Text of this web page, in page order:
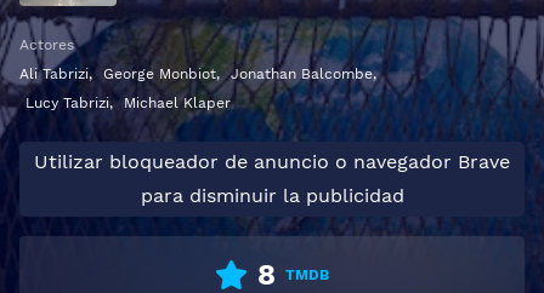
Actores
Ali Tabrizi, George Monbiot, Jonathan Balcombe,
Lucy Tabrizi, Michael Klaper
Utilizar bloqueador de anuncio o navegador Brave
para disminuir la publicidad
8 TMDB